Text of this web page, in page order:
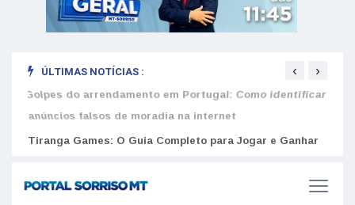
ÚLTIMAS NOTÍCIAS :
Golpes do arrendamento em Portugal: Como identificar
anúncios falsos de moradia na internet
‹ ›